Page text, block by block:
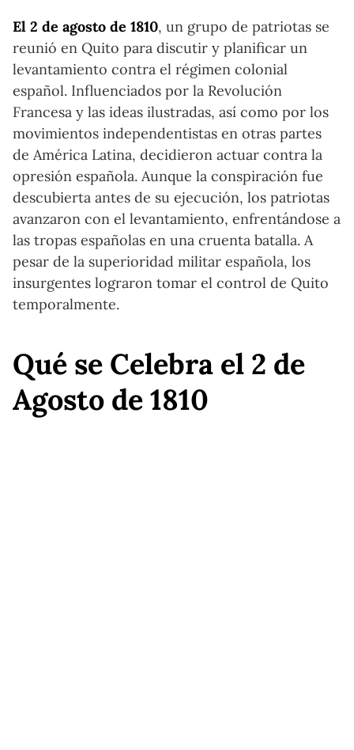
El 2 de agosto de 1810, un grupo de patriotas se
reunió en Quito para discutir y planificar un
levantamiento contra el régimen colonial
español. Influenciados por la Revolución
Francesa y las ideas ilustradas, así como por los
movimientos independentistas en otras partes
de América Latina, decidieron actuar contra la
opresión española. Aunque la conspiración fue
descubierta antes de su ejecución, los patriotas
avanzaron con el levantamiento, enfrentándose a
las tropas españolas en una cruenta batalla. A
pesar de la superioridad militar española, los
insurgentes lograron tomar el control de Quito
temporalmente.
Qué se Celebra el 2 de
Agosto de 1810